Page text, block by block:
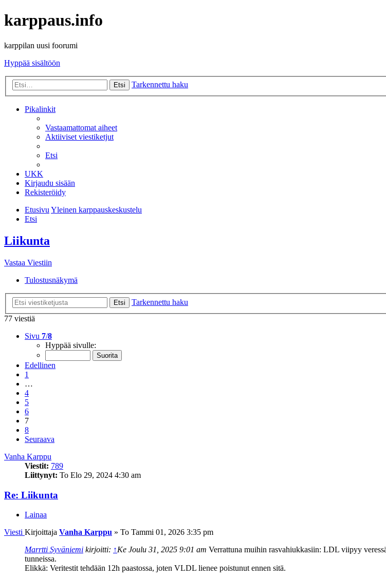
karppaus.info
karppilan uusi foorumi
Hyppää sisältöön
Etsi Tarkennettu haku
Pikalinkit
Vastaamattomat aiheet
Aktiiviset viestiketjut
Etsi
UKK
Kirjaudu sisään
Rekisteröidy
EtusivuYleinen karppauskeskustelu
Etsi
Liikunta
Vastaa Viestiin
Tulostusnäkymä
Etsi
Tarkennettu haku
77 viestiä
Sivu 7/8
Hyppää sivulle:
Edellinen
1
…
4
5
6
7
8
Seuraava
Vanha Karppu
Viestit: 789
Liittynyt: To Elo 29, 2024 4:30 am
Re: Liikunta
Lainaa
Viesti Kirjoittaja Vanha Karppu » To Tammi 01, 2026 3:35 pm
Marrtti Syväniemi kirjoitti: ↑Ke Joulu 31, 2025 9:01 am Verrattuna muihin rasvahiukkasiin: LDL viipyy
tunneissa.
Elikkä: Veritestit tehdään 12h paastossa, joten VLDL lienee poistunut ennen sitä.